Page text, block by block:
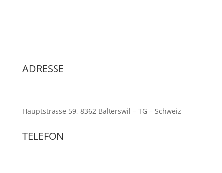
ADRESSE
Hauptstrasse 59, 8362 Balterswil – TG – Schweiz
TELEFON